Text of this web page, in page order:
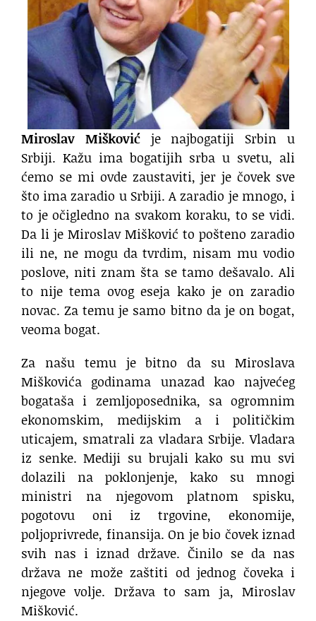
Miroslav Miškovićje najbogatiji Srbin u
Srbiji. Kažu ima bogatijih srba u svetu, ali
ćemo se mi ovde zaustaviti, jer je čovek sve
što ima zaradio u Srbiji. A zaradio je mnogo, i
to je očigledno na svakom koraku, to se vidi.
Da li je Miroslav Mišković to pošteno zaradio
ili ne, ne mogu da tvrdim, nisam mu vodio
poslove, niti znam šta se tamo dešavalo. Ali
to nije tema ovog eseja kako je on zaradio
novac. Za temu je samo bitno da je on bogat,
veoma bogat.
Za našu temu je bitno da su Miroslava
Miškovića godinama unazad kao najvećeg
bogataša i zemljoposednika, sa ogromnim
ekonomskim, medijskim a i političkim
uticajem, smatrali za vladara Srbije. Vladara
iz senke. Mediji su brujali kako su mu svi
dolazili na poklonjenje, kako su mnogi
ministri na njegovom platnom spisku,
pogotovu oni iz trgovine, ekonomije,
poljoprivrede, finansija. On je bio čovek iznad
svih nas i iznad države. Činilo se da nas
država ne može zaštiti od jednog čoveka i
njegove volje. Država to sam ja, Miroslav
Mišković.